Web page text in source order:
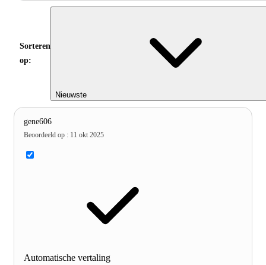
Sorteren
op:
Nieuwste
gene606
Beoordeeld op : 11 okt 2025
Automatische vertaling